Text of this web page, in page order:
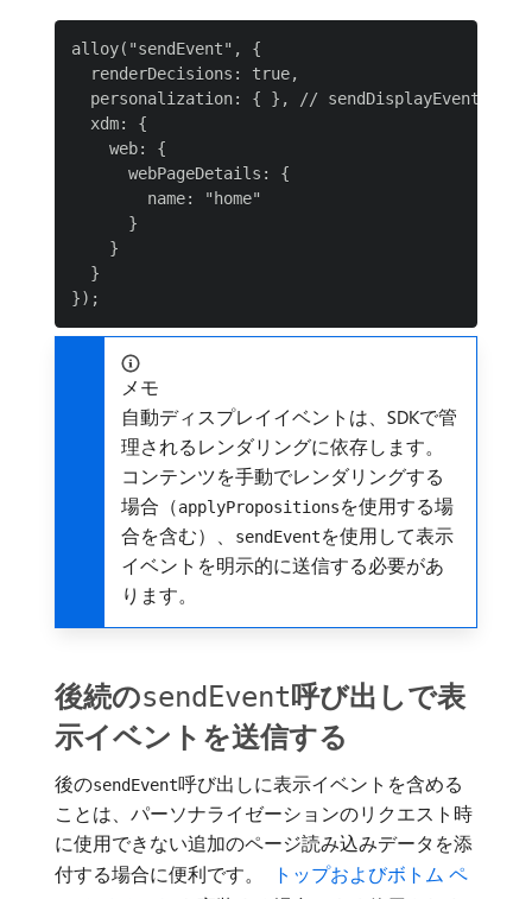
alloy("sendEvent", {
  renderDecisions: true,
personalization: { }, // sendDisplayEvent
  xdm: {
    web: {
      webPageDetails: {
        name: "home"
      }
    }
  }
メモ
自動ディスプレイイベントは、SDKで管
理されるレンダリングに依存します。
コンテンツを手動でレンダリングする
場合（applyPropositionsを使用する場
合を含む）、
sendEventを使用して表示
イベントを明示的に送信する必要があ
ります。
後続のsendEvent呼び出しで表
示イベントを送信する
後のsendEvent呼び出しに表示イベントを含める
ことは、パーソナライゼーションのリクエスト時
に使用できない追加のページ読み込みデータを添
付する場合に便利です。
​ トップおよびボトム ペ